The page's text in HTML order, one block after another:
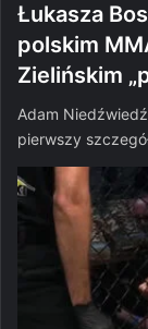
Łukasza
polskim
Zielińskim
Adam
pierwszy